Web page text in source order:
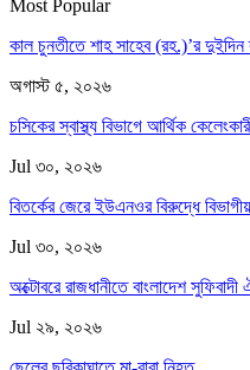
Most Popular
কাল চুনতীতে শাহ সাহেব (রহ.)’র
অগাস্ট ৫, ২০২৬
চসিকের স্বাস্থ্য বিভাগে আর্থিক
Jul ৩০, ২০২৬
বিতর্কের জেরে ইউএনওর বিরুদ্ধে
Jul ৩০, ২০২৬
অক্টোবরে রাজধানীতে বাংলাদেশ
Jul ২৯, ২০২৬